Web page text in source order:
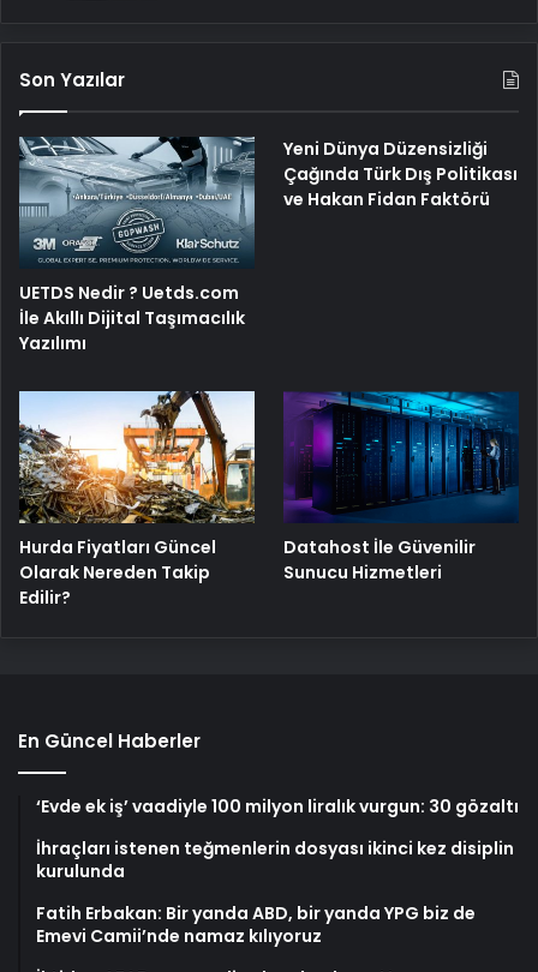
Son Yazılar
UETDS Nedir ? Uetds.com
İle Akıllı Dijital Taşımacılık
Yazılımı
Yeni Dünya Düzensizliği
Çağında Türk Dış Politikası
ve Hakan Fidan Faktörü
Hurda Fiyatları Güncel
Olarak Nereden Takip
Edilir?
Datahost İle Güvenilir
Sunucu Hizmetleri
En Güncel Haberler
‘Evde ek iş’ vaadiyle 100 milyon liralık vurgun: 30 gözaltı
İhraçları istenen teğmenlerin dosyası ikinci kez disiplin
kurulunda
Fatih Erbakan: Bir yanda ABD, bir yanda YPG biz de
Emevi Camii’nde namaz kılıyoruz